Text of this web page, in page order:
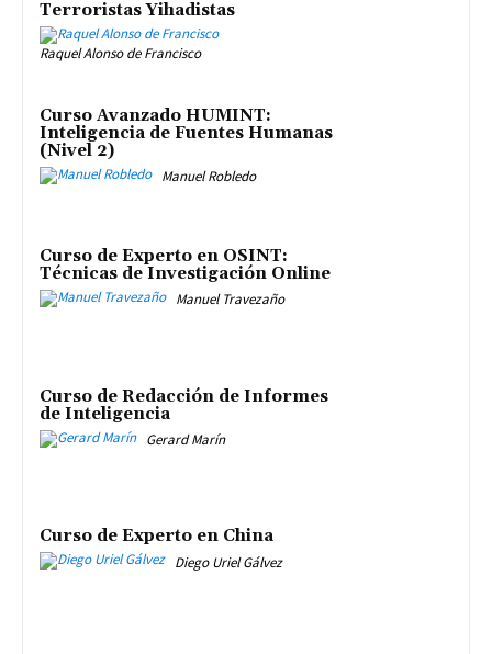
Terroristas Yihadistas
Raquel Alonso de Francisco
Curso Avanzado HUMINT:
Inteligencia de Fuentes Humanas
(Nivel 2)
Manuel Robledo
Curso de Experto en OSINT:
Técnicas de Investigación Online
Manuel Travezaño
Curso de Redacción de Informes
de Inteligencia
Gerard Marín
Curso de Experto en China
Diego Uriel Gálvez